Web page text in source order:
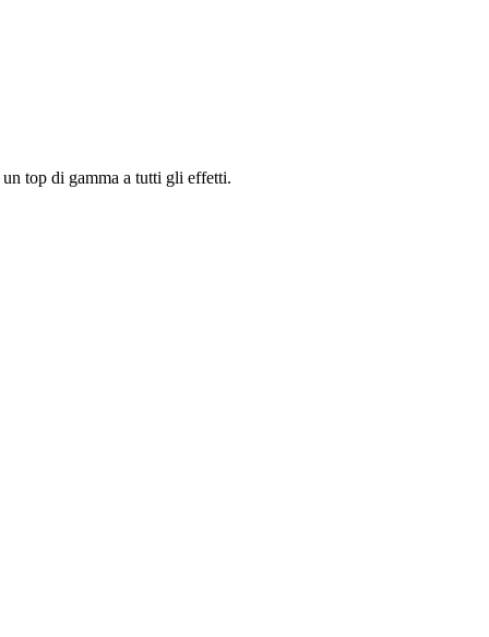
un top di gamma a tutti gli effetti.